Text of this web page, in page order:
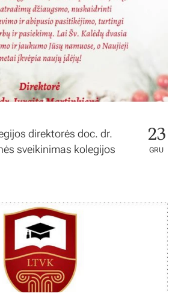
direktorės doc. dr.
sveikinimas kolegijos
23
GRU